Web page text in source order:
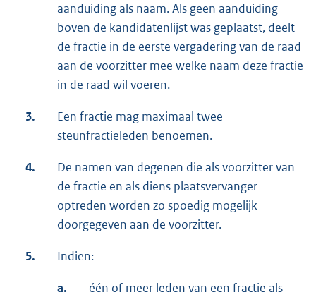
aanduiding als naam. Als geen aanduiding
boven de kandidatenlijst was geplaatst, deelt
de fractie in de eerste vergadering van de raad
aan de voorzitter mee welke naam deze fractie
in de raad wil voeren.
3.
Een fractie mag maximaal twee
steunfractieleden benoemen.
4.
De namen van degenen die als voorzitter van
de fractie en als diens plaatsvervanger
optreden worden zo spoedig mogelijk
doorgegeven aan de voorzitter.
5. Indien:
a.
één of meer leden van een fractie als